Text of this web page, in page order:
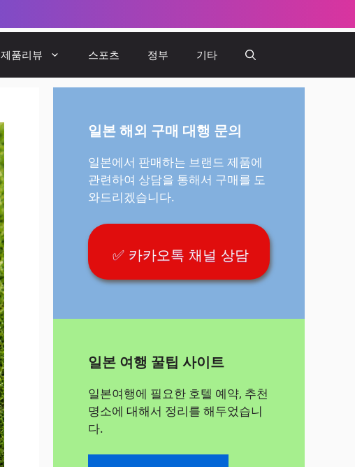
제품리뷰 스포츠 정부 기타
일본 해외 구매 대행 문의
일본에서 판매하는 브랜드 제품에
관련하여 상담을 통해서 구매를 도
와드리겠습니다.
✅ 카카오톡 채널 상담
일본 여행 꿀팁 사이트
일본여행에 필요한 호텔 예약, 추천
명소에 대해서 정리를 해두었습니
다.